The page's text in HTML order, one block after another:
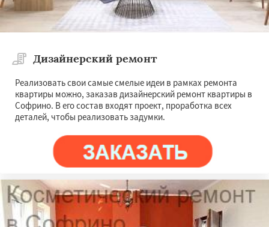
Дизайнерский ремонт
Реализовать свои самые смелые идеи в рамках ремонта
квартиры можно, заказав дизайнерский ремонт квартиры в
Софрино. В его состав входят проект, проработка всех
деталей, чтобы реализовать задумки.